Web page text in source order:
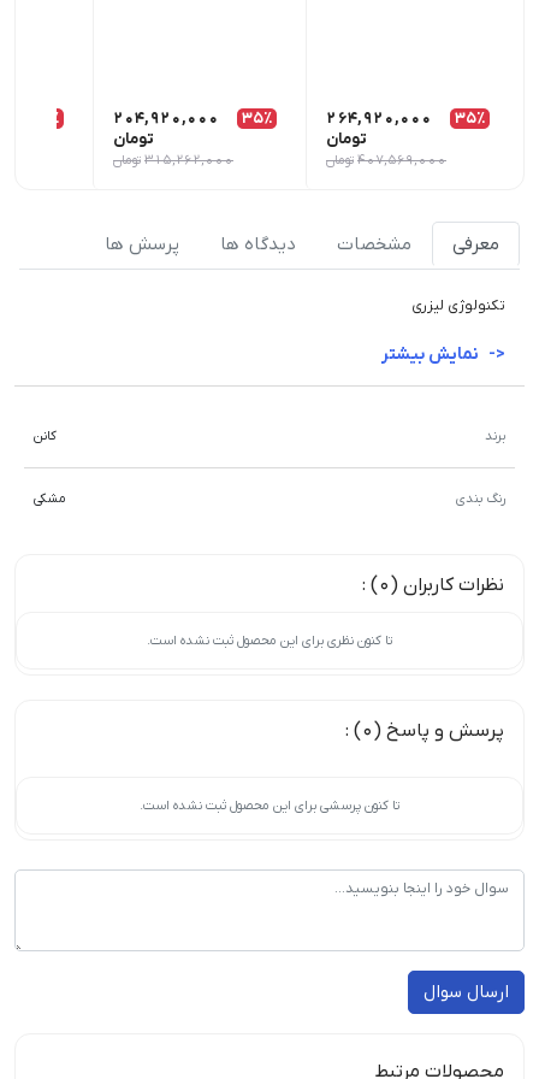
35٪
264,920,000
تومان
407,569,000 تومان
35٪
204,920,000
تومان
315,262,000 تومان
35٪
معرفی مشخصات دیدگاه ها پرسش ها
تکنولوژی لیزری
برند کانن
رنگ بندی مشکی
نظرات کاربران (0) :
تا کنون نظری برای این محصول ثبت نشده است.
پرسش و پاسخ (0) :
تا کنون پرسشی برای این محصول ثبت نشده است.
ارسال سوال
محصولات مرتبط